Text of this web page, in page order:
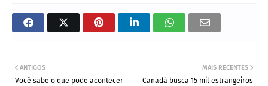
MAIS RECENTES
Canadá busca 15 mil estrangeiros
ANTIGOS
Você sabe o que pode acontecer